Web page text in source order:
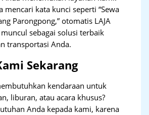
mencari kata kunci seperti “Sewa
Parongpong,” otomatis LAJA
sebagai solusi terbaik
transportasi Anda.
Sekarang
kendaraan untuk
liburan, atau acara khusus?
Anda kepada kami, karena